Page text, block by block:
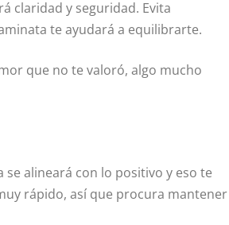
claridad y seguridad. Evita
te ayudará a equilibrarte.
que no te valoró, algo mucho
alineará con lo positivo y eso te
rápido, así que procura mantener